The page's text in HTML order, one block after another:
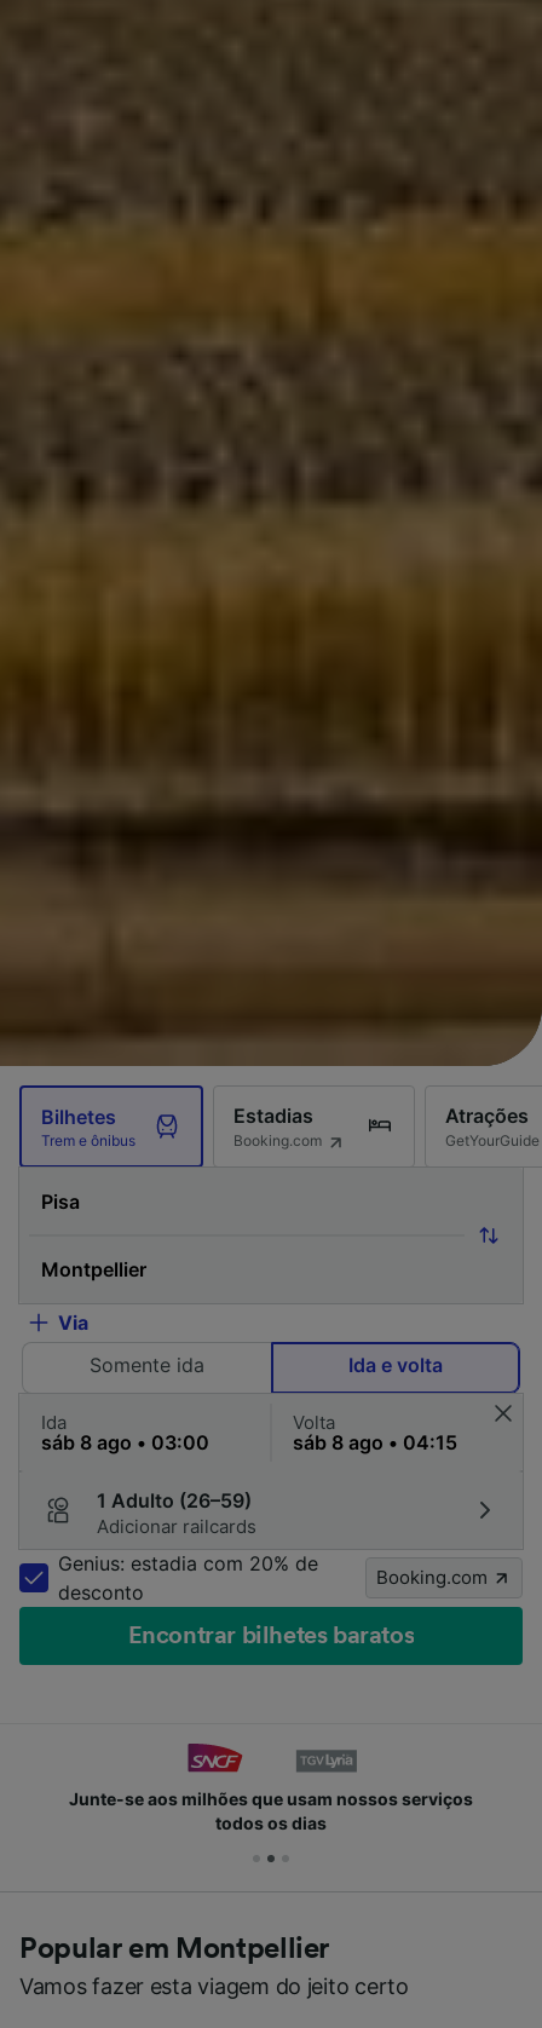
Bilhetes
Trem e ônibus
Estadias
Booking.com
Atrações
GetYourGuide
Via
Somente ida
Ida e volta
Ida Volta
1 Adulto (26–59)
Adicionar railcards
Genius: estadia com 20% de
desconto
Booking.com
Encontrar bilhetes baratos
Junte-se aos milhões que usam nossos serviços
todos os dias
Popular em Montpellier
Vamos fazer esta viagem do jeito certo